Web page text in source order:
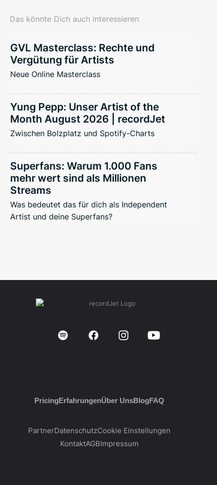
Das könnte Dich auch interessieren
GVL Masterclass: Rechte und
Vergütung für Artists
Neue Online Masterclass
Yung Pepp: Unser Artist of the
Month August 2026 | recordJet
Zwischen Bolzplatz und Spotify-Charts
Superfans: Warum 1.000 Fans
mehr wert sind als Millionen
Streams
Was bedeutet das für dich als Independent
Artist und deine Superfans?
PricingErfahrungenÜber UnsBlogFAQ
PartnerDatenschutzCookie Einstellungen
KontaktAGBImpressum